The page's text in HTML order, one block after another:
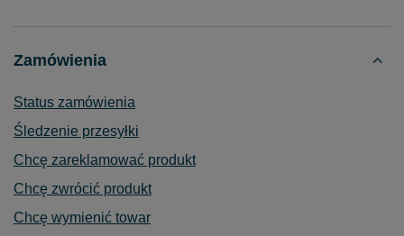
Zamówienia
Status zamówienia
Śledzenie przesyłki
Chcę zareklamować produkt
Chcę zwrócić produkt
Chcę wymienić towar